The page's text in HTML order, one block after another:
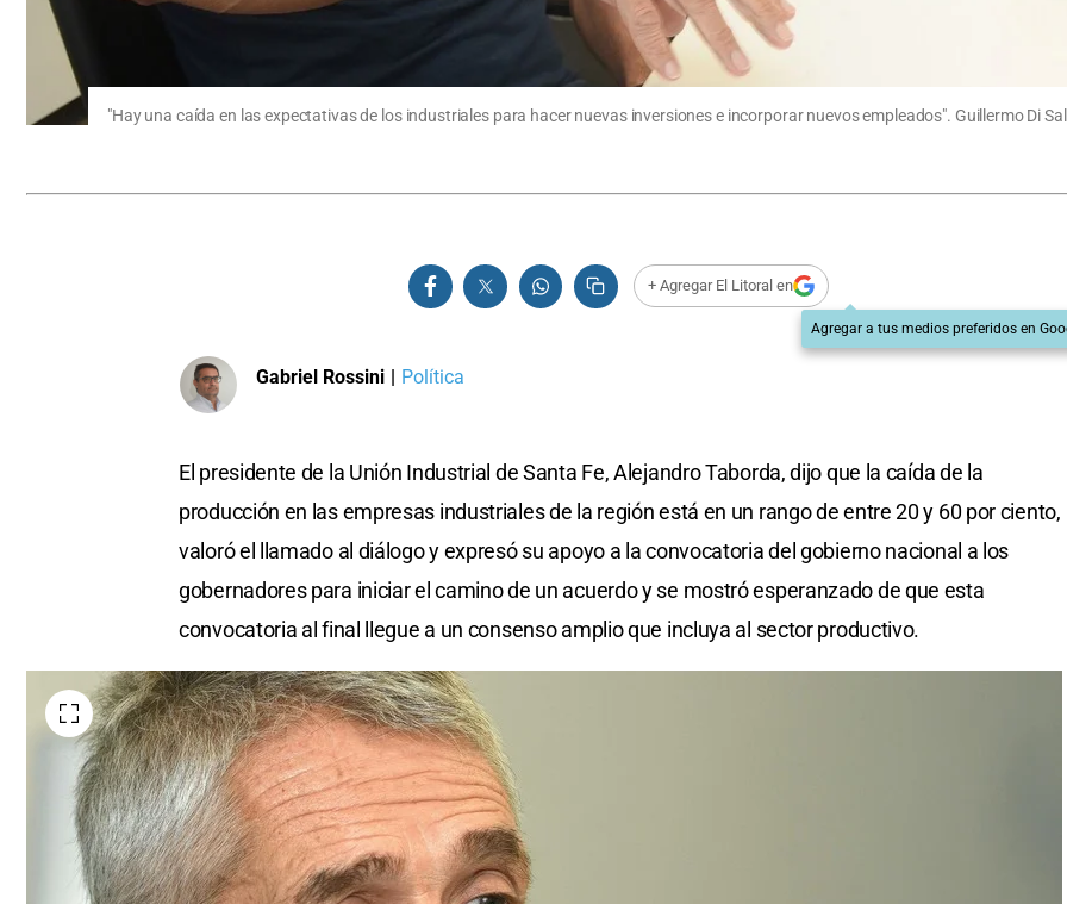
"Hay una caída en las expectativas de los industriales para hacer nuevas inversiones e incorporar nuevos empleados". Guillermo Di
+ Agregar El Litoral en
Agregar a tus medios preferidos en
Gabriel Rossini | Política
El presidente de la Unión Industrial de Santa Fe, Alejandro Taborda, dijo que la caída de la
producción en las empresas industriales de la región está en un rango de entre 20 y 60 por ciento,
valoró el llamado al diálogo y expresó su apoyo a la convocatoria del gobierno nacional a los
gobernadores para iniciar el camino de un acuerdo y se mostró esperanzado de que esta
convocatoria al final llegue a un consenso amplio que incluya al sector productivo.